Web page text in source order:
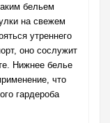
бельем
на свежем
утреннего
оно сослужит
Нижнее белье
что
гардероба